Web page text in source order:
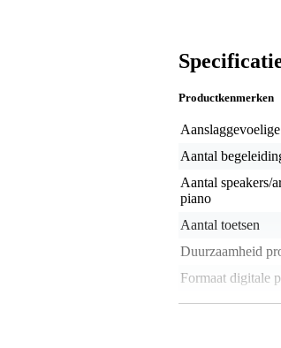
Productkenmerken
Aantal
Aantal speakers/
piano
Aantal toetsen
Duurzaamheid
Formaat digitale